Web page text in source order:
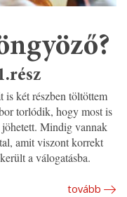
két részben töltöttem
torlódik, hogy most is
Mindig vannak
amit viszont korrekt
a válogatásba.
tovább